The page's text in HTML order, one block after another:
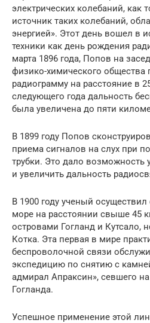
электрических колебаний, как
источник таких колебаний,
энергией». Этот день вошел в
техники как день рождения
марта 1896 года, Попов на
физико-химического
радиограмму на расстояние в
следующего года дальность
была увеличена до пяти
В 1899 году Попов
приема сигналов на слух при
трубки. Это дало возможность
и увеличить дальность
В 1900 году ученый
море на расстоянии свыше 45
островами Гогланд и Кутсало,
Котка. Эта первая в мире
беспроволочной связи
экспедицию по снятию с
адмирал Апраксин», севшего
Гогланда.
Успешное применение этой